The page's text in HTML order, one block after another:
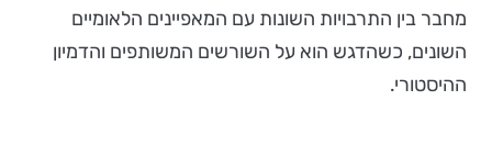
מחבר בין התרבויות השונות עם המאפיינים הלאומיים
השונים, כשהדגש הוא על השורשים המשותפים והדמיון
ההיסטורי.